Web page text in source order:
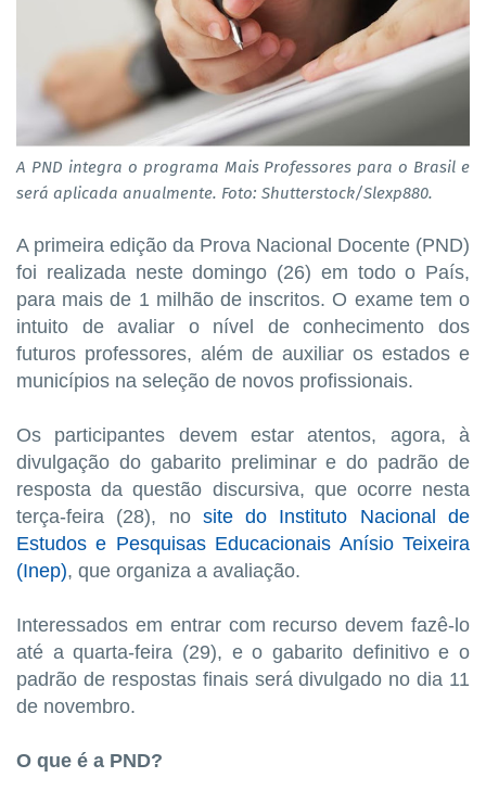
A PND integra o programa Mais Professores para o Brasil e
será aplicada anualmente. Foto: Shutterstock/Slexp880.
A primeira edição da Prova Nacional Docente (PND)
foi realizada neste domingo (26) em todo o País,
para mais de 1 milhão de inscritos. O exame tem o
intuito de avaliar o nível de conhecimento dos
futuros professores, além de auxiliar os estados e
municípios na seleção de novos profissionais.
Os participantes devem estar atentos, agora, à
divulgação do gabarito preliminar e do padrão de
resposta da questão discursiva, que ocorre nesta
terça-feira (28), no site do Instituto Nacional de
Estudos e Pesquisas Educacionais Anísio Teixeira
(Inep), que organiza a avaliação.
Interessados em entrar com recurso devem fazê-lo
até a quarta-feira (29), e o gabarito definitivo e o
padrão de respostas finais será divulgado no dia 11
de novembro.
O que é a PND?